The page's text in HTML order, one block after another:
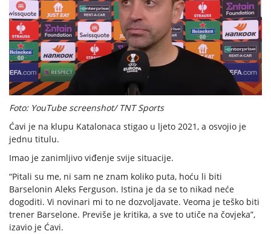
Foto: YouTube screenshot/ TNT Sports
Ćavi je na klupu Katalonaca stigao u ljeto 2021, a osvojio je
jednu titulu.
Imao je zanimljivo viđenje svije situacije.
“Pitali su me, ni sam ne znam koliko puta, hoću li biti
Barselonin Aleks Ferguson. Istina je da se to nikad neće
dogoditi. Vi novinari mi to ne dozvoljavate. Veoma je teško biti
trener Barselone. Previše je kritika, a sve to utiče na čovjeka”,
izavio je Ćavi.